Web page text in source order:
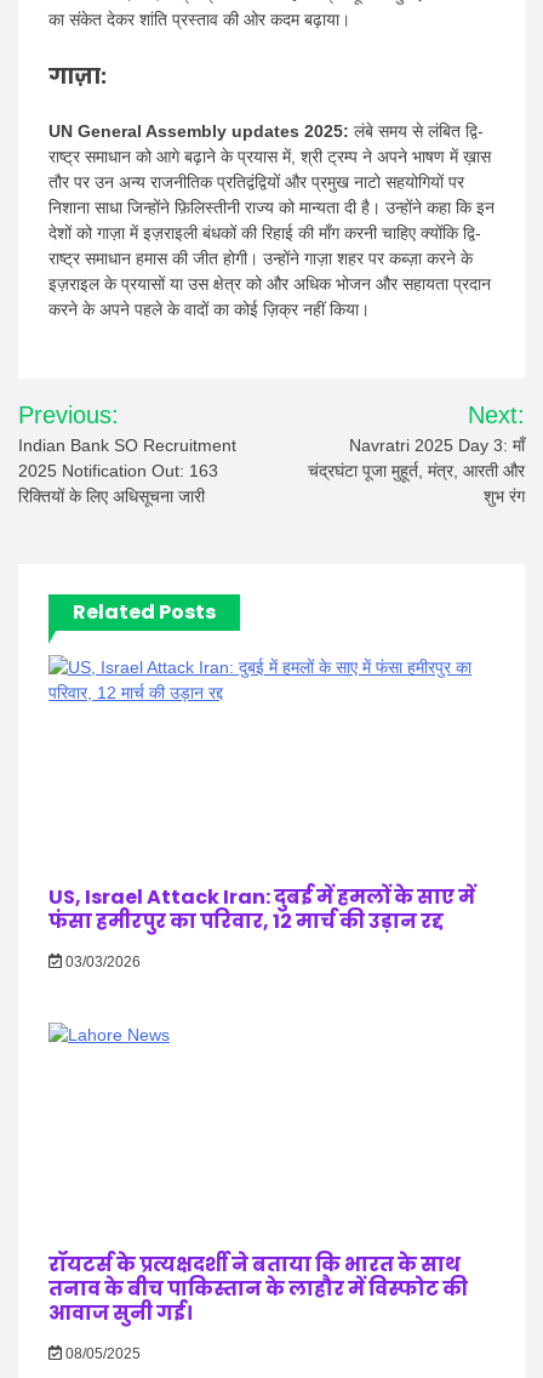
का संकेत देकर शांति प्रस्ताव की ओर कदम बढ़ाया।
गाज़ा:
UN General Assembly updates 2025: लंबे समय से लंबित द्वि-
राष्ट्र समाधान को आगे बढ़ाने के प्रयास में, श्री ट्रम्प ने अपने भाषण में ख़ास
तौर पर उन अन्य राजनीतिक प्रतिद्वंद्वियों और प्रमुख नाटो सहयोगियों पर
निशाना साधा जिन्होंने फ़िलिस्तीनी राज्य को मान्यता दी है। उन्होंने कहा कि इन
देशों को गाज़ा में इज़राइली बंधकों की रिहाई की माँग करनी चाहिए क्योंकि द्वि-
राष्ट्र समाधान हमास की जीत होगी। उन्होंने गाज़ा शहर पर कब्ज़ा करने के
इज़राइल के प्रयासों या उस क्षेत्र को और अधिक भोजन और सहायता प्रदान
करने के अपने पहले के वादों का कोई ज़िक्र नहीं किया।
Post
navigation
Previous:
Indian Bank SO Recruitment
2025 Notification Out: 163
रिक्तियों के लिए अधिसूचना जारी
Next:
Navratri 2025 Day 3: माँ
चंद्रघंटा पूजा मुहूर्त, मंत्र, आरती और
शुभ रंग
Related Posts
US, Israel Attack Iran: दुबई में हमलों के साए में
फंसा हमीरपुर का परिवार, 12 मार्च की उड़ान रद्द
03/03/2026
रॉयटर्स के प्रत्यक्षदर्शी ने बताया कि भारत के साथ
तनाव के बीच पाकिस्तान के लाहौर में विस्फोट की
आवाज सुनी गई।
08/05/2025